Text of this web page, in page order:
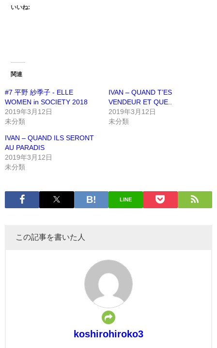
いいね:
関連
#7 平野 紗季子 - ELLE
WOMEN in SOCIETY 2018
2019年3月12日
未分類
IVAN – QUAND T’ES
VENDEUR ET QUE..
2019年3月12日
未分類
IVAN – QUAND ILS SERONT
AU PARADIS
2019年3月12日
未分類
LINE
この記事を書いた人
koshirohiroko3